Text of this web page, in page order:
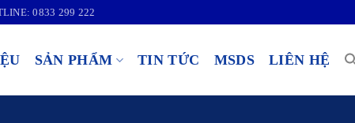
0833 299 222
SẢN PHẨM TIN TỨC MSDS LIÊN HỆ